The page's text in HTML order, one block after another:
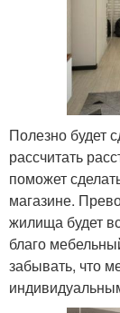
Полезно будет
рассчитать
поможет
магазине.
жилища будет
благо
забывать, что